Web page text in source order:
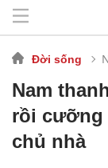
Đời sống
Nam
rồi cưỡng
chủ nhà